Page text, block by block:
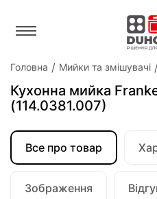
Головна Мийки та змішувачі
Кухонна мийка
(114.0381.007)
Все про товар
Зображення